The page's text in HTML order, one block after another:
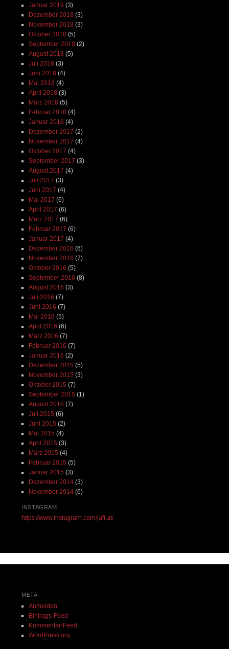
Januar 2019 (3)
Dezember 2018 (3)
November 2018 (3)
Oktober 2018 (5)
September 2018 (2)
August 2018 (5)
Juli 2018 (3)
Juni 2018 (4)
Mai 2018 (4)
April 2018 (3)
März 2018 (5)
Februar 2018 (4)
Januar 2018 (4)
Dezember 2017 (2)
November 2017 (4)
Oktober 2017 (4)
September 2017 (3)
August 2017 (4)
Juli 2017 (3)
Juni 2017 (4)
Mai 2017 (6)
April 2017 (6)
März 2017 (6)
Februar 2017 (6)
Januar 2017 (4)
Dezember 2016 (6)
November 2016 (7)
Oktober 2016 (5)
September 2016 (8)
August 2016 (3)
Juli 2016 (7)
Juni 2016 (7)
Mai 2016 (5)
April 2016 (6)
März 2016 (7)
Februar 2016 (7)
Januar 2016 (2)
Dezember 2015 (5)
November 2015 (3)
Oktober 2015 (7)
September 2015 (1)
August 2015 (7)
Juli 2015 (6)
Juni 2015 (2)
Mai 2015 (4)
April 2015 (3)
März 2015 (4)
Februar 2015 (5)
Januar 2015 (3)
Dezember 2014(3)
November 2014(6)
INSTAGRAM
https://www.instagram.com/jafi.at/
META
Anmelden
Eintrags-Feed
Kommentar-Feed
WordPress.org